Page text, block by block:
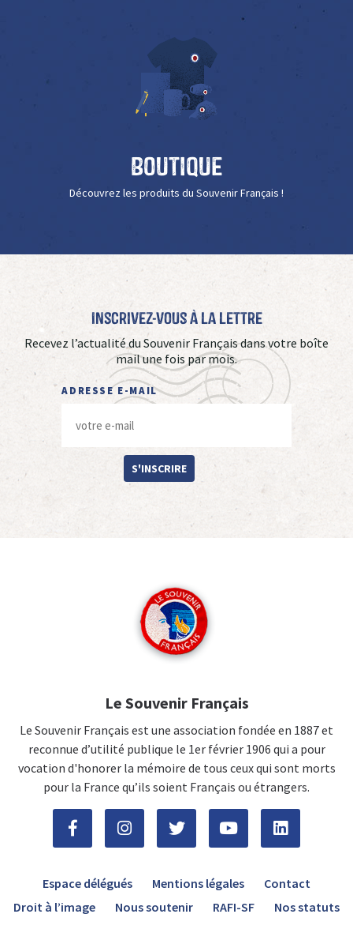
Boutique
Découvrez les produits du Souvenir Français !
Inscrivez-vous à La Lettre
Recevez l’actualité du Souvenir Français dans votre boîte
mail une fois par mois.
ADRESSE E-MAIL
S'INSCRIRE
Le Souvenir Français
Le Souvenir Français est une association fondée en 1887 et
reconnue d’utilité publique le 1er février 1906 qui a pour
vocation d'honorer la mémoire de tous ceux qui sont morts
pour la France qu’ils soient Français ou étrangers.
Espace délégués Mentions légales
Contact
Droit à l’image
Nous soutenir RAFI-SF Nos statuts